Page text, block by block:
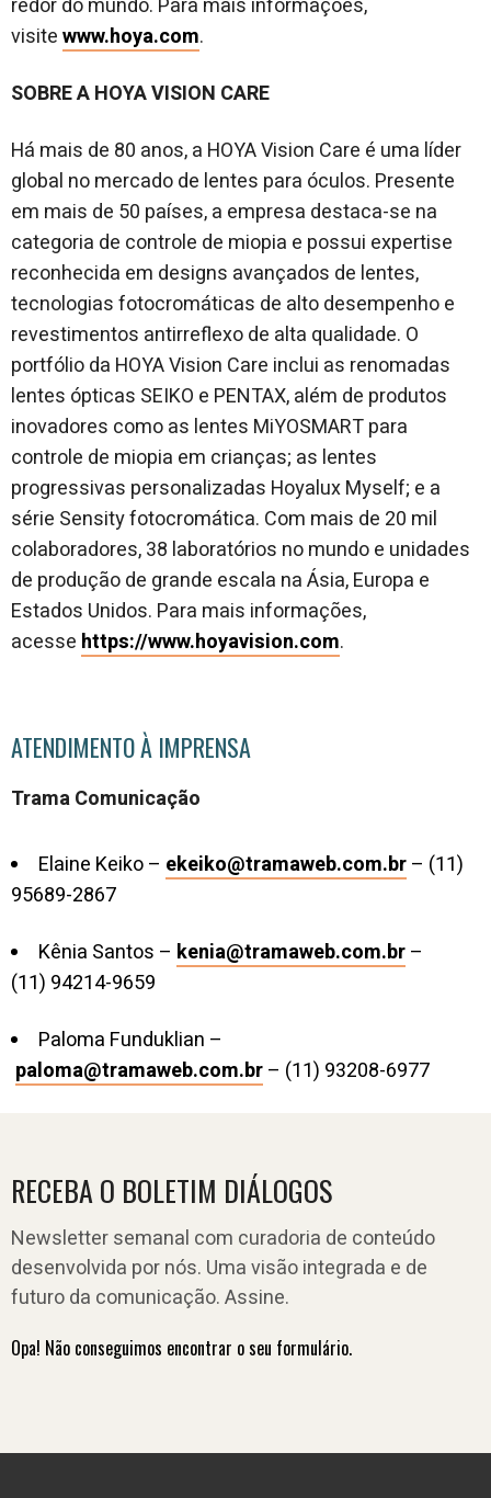
redor do mundo. Para mais informações,
visitewww.hoya.com.
SOBRE A HOYA VISION CARE
Há mais de 80 anos, a HOYA Vision Care é uma líder
global no mercado de lentes para óculos. Presente
em mais de 50 países, a empresa destaca-se na
categoria de controle de miopia e possui expertise
reconhecida em designs avançados de lentes,
tecnologias fotocromáticas de alto desempenho e
revestimentos antirreflexo de alta qualidade. O
portfólio da HOYA Vision Care inclui as renomadas
lentes ópticas SEIKO e PENTAX, além de produtos
inovadores como as lentes MiYOSMART para
controle de miopia em crianças; as lentes
progressivas personalizadas Hoyalux Myself; e a
série Sensity fotocromática. Com mais de 20 mil
colaboradores, 38 laboratórios no mundo e unidades
de produção de grande escala na Ásia, Europa e
Estados Unidos. Para mais informações,
acesse https://www.hoyavision.com.
ATENDIMENTO À IMPRENSA
Trama Comunicação
Elaine Keiko – ekeiko@tramaweb.com.br– (11)
95689-2867
Kênia Santos – kenia@tramaweb.com.br–
(11) 94214-9659
Paloma Funduklian –
paloma@tramaweb.com.br– (11) 93208-6977
RECEBA O BOLETIM DIÁLOGOS
Newsletter semanal com curadoria de conteúdo
desenvolvida por nós. Uma visão integrada e de
futuro da comunicação. Assine.
Opa! Não conseguimos encontrar o seu formulário.